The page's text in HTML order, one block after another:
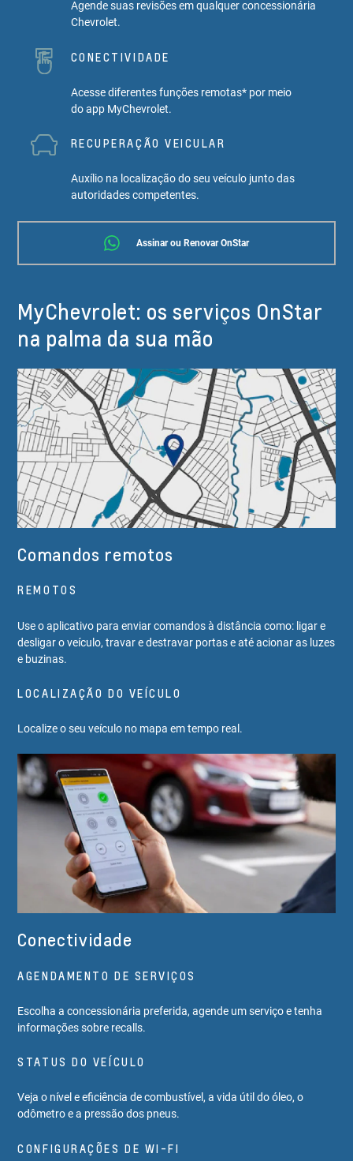
Agende suas revisões em qualquer concessionária
Chevrolet.
CONECTIVIDADE
Acesse diferentes funções remotas* por meio
do app MyChevrolet.
RECUPERAÇÃO VEICULAR
Auxílio na localização do seu veículo junto das
autoridades competentes.
Assinar ou Renovar OnStar
MyChevrolet: os serviços OnStar
na palma da sua mão
Comandos remotos
REMOTOS
Use o aplicativo para enviar comandos à distância como: ligar e
desligar o veículo, travar e destravar portas e até acionar as luzes
e buzinas.
LOCALIZAÇÃO DO VEÍCULO
Localize o seu veículo no mapa em tempo real.
Conectividade
AGENDAMENTO DE SERVIÇOS
Escolha a concessionária preferida, agende um serviço e tenha
informações sobre recalls.
STATUS DO VEÍCULO
Veja o nível e eficiência de combustível, a vida útil do óleo, o
odômetro e a pressão dos pneus.
CONFIGURAÇÕES DE WI-FI